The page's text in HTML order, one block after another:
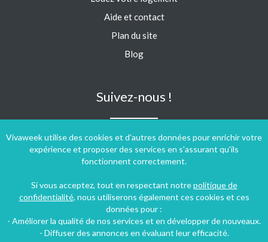
Vivaweek utilise des cookies et d'autres données pour enrichir votre
expérience et proposer des services en s'assurant qu'ils
fonctionnent correctement.
Si vous acceptez, tout en respectant notrepolitique de
confidentialité, nous utiliserons également ces cookies et ces
données pour :
- Améliorer la qualité de nos services et en développer de nouveaux.
- Diffuser des annonces en évaluant leur efficacité.
Aide et contact
Plan du site
Blog
Suivez-nous !